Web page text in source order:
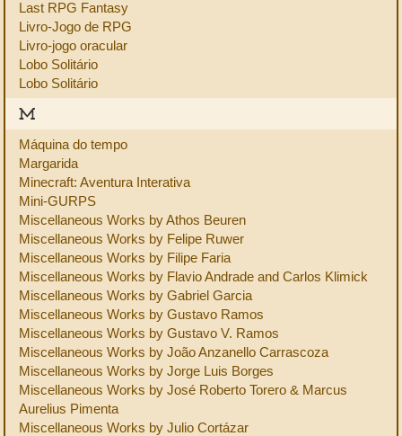
Last RPG Fantasy
Livro-Jogo de RPG
Livro-jogo oracular
Lobo Solitário
Lobo Solitário
M
Máquina do tempo
Margarida
Minecraft: Aventura Interativa
Mini-GURPS
Miscellaneous Works by Athos Beuren
Miscellaneous Works by Felipe Ruwer
Miscellaneous Works by Filipe Faria
Miscellaneous Works by Flavio Andrade and Carlos Klimick
Miscellaneous Works by Gabriel Garcia
Miscellaneous Works by Gustavo Ramos
Miscellaneous Works by Gustavo V. Ramos
Miscellaneous Works by João Anzanello Carrascoza
Miscellaneous Works by Jorge Luis Borges
Miscellaneous Works by José Roberto Torero & Marcus
Aurelius Pimenta
Miscellaneous Works by Julio Cortázar